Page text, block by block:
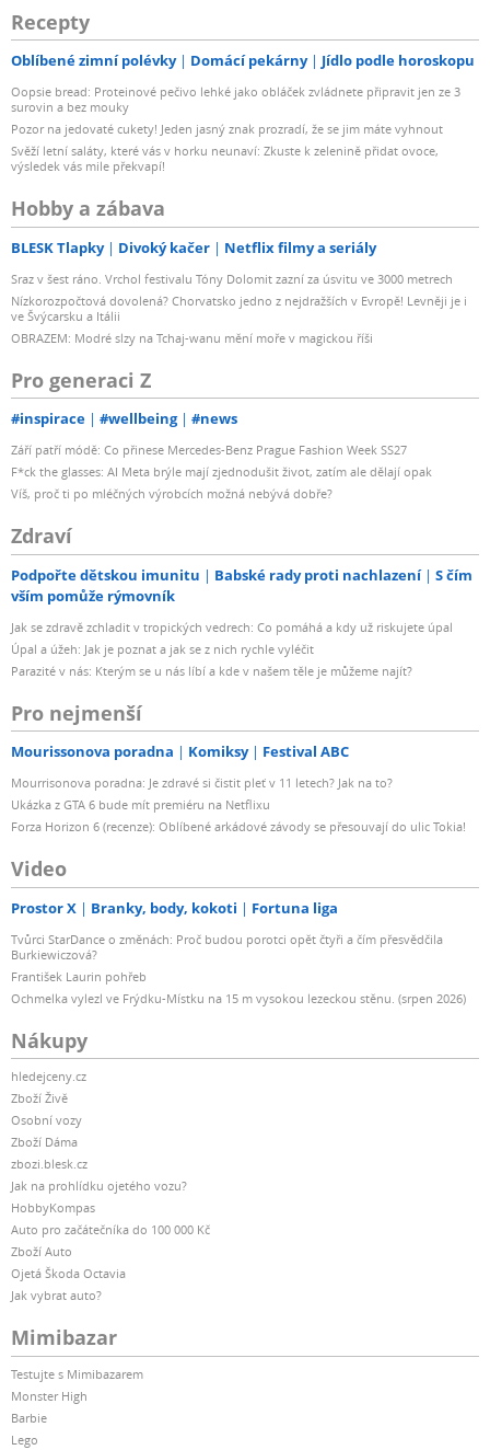
Recepty
Oblíbené zimní polévky Domácí pekárny Jídlo podle horoskopu
Oopsie bread: Proteinové pečivo lehké jako obláček zvládnete připravit jen ze 3
surovin a bez mouky
Pozor na jedovaté cukety! Jeden jasný znak prozradí, že se jim máte vyhnout
Svěží letní saláty, které vás v horku neunaví: Zkuste k zelenině přidat ovoce,
výsledek vás mile překvapí!
Hobby a zábava
BLESK Tlapky Divoký kačer Netflix filmy a seriály
Sraz v šest ráno. Vrchol festivalu Tóny Dolomit zazní za úsvitu ve 3000 metrech
Nízkorozpočtová dovolená? Chorvatsko jedno z nejdražších v Evropě! Levněji je i
ve Švýcarsku a Itálii
OBRAZEM: Modré slzy na Tchaj-wanu mění moře v magickou říši
Pro generaci Z
#inspirace #wellbeing #news
Září patří módě: Co přinese Mercedes-Benz Prague Fashion Week SS27
F*ck the glasses: AI Meta brýle mají zjednodušit život, zatím ale dělají opak
Víš, proč ti po mléčných výrobcích možná nebývá dobře?
Zdraví
Podpořte dětskou imunitu Babské rady proti nachlazení
S čím
vším pomůže rýmovník
Jak se zdravě zchladit v tropických vedrech: Co pomáhá a kdy už riskujete úpal
Úpal a úžeh: Jak je poznat a jak se z nich rychle vyléčit
Parazité v nás: Kterým se u nás líbí a kde v našem těle je můžeme najít?
Pro nejmenší
Mourissonova poradna Komiksy Festival ABC
Mourrisonova poradna: Je zdravé si čistit pleť v 11 letech? Jak na to?
Ukázka z GTA 6 bude mít premiéru na Netflixu
Forza Horizon 6 (recenze): Oblíbené arkádové závody se přesouvají do ulic Tokia!
Video
Prostor X Branky, body, kokoti Fortuna liga
Tvůrci StarDance o změnách: Proč budou porotci opět čtyři a čím přesvědčila
Burkiewiczová?
František Laurin pohřeb
Ochmelka vylezl ve Frýdku-Místku na 15 m vysokou lezeckou stěnu. (srpen 2026)
Nákupy
hledejceny.cz
Zboží Živě
Osobní vozy
Zboží Dáma
zbozi.blesk.cz
Jak na prohlídku ojetého vozu?
HobbyKompas
Auto pro začátečníka do 100 000 Kč
Zboží Auto
Ojetá Škoda Octavia
Jak vybrat auto?
Mimibazar
Testujte s Mimibazarem
Monster High
Barbie
Lego